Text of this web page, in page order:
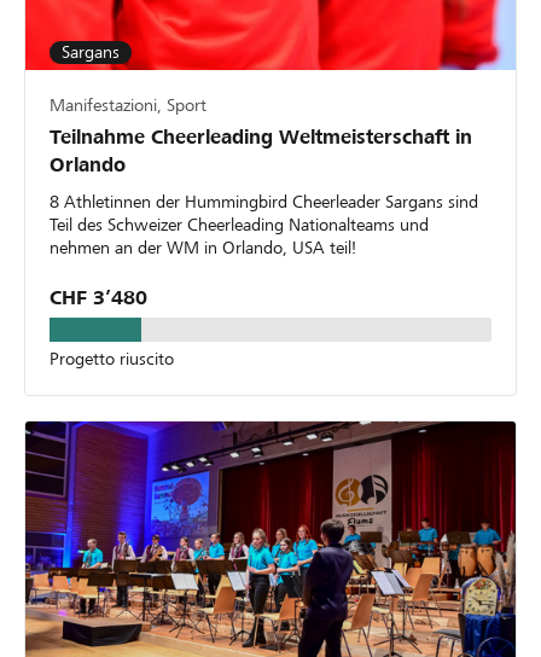
Sargans
Manifestazioni, Sport
Teilnahme Cheerleading Weltmeisterschaft in
Orlando
8 Athletinnen der Hummingbird Cheerleader Sargans sind
Teil des Schweizer Cheerleading Nationalteams und
nehmen an der WM in Orlando, USA teil!
CHF 3’480
Progetto riuscito